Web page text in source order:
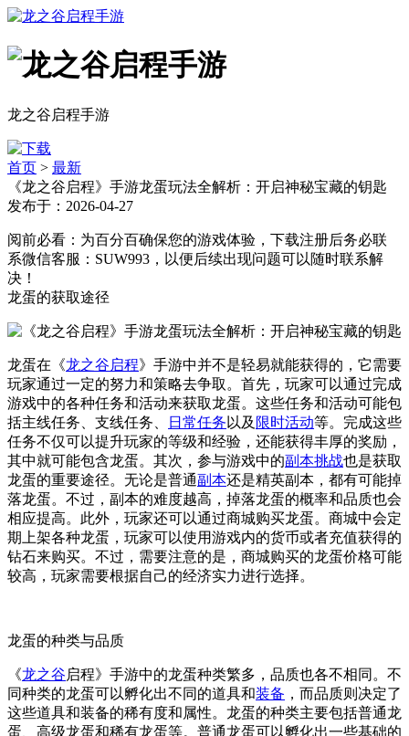
龙之谷启程手游
首页 > 最新
《龙之谷启程》手游龙蛋玩法全解析：开启神秘宝藏的钥匙
发布于：2026-04-27
阅前必看：为百分百确保您的游戏体验，下载注册后务必联
系微信客服：SUW993，以便后续出现问题可以随时联系解
决！
龙蛋的获取途径
龙蛋在《龙之谷启程》手游中并不是轻易就能获得的，它需要
玩家通过一定的努力和策略去争取。首先，玩家可以通过完成
游戏中的各种任务和活动来获取龙蛋。这些任务和活动可能包
括主线任务、支线任务、
日常任务 以及 限时活动等。完成这些
任务不仅可以提升玩家的等级和经验，还能获得丰厚的奖励，
其中就可能包含龙蛋。其次，参与游戏中的副本挑战也是获取
龙蛋的重要途径。无论是普通副本还是精英副本，都有可能掉
落龙蛋。不过，副本的难度越高，掉落龙蛋的概率和品质也会
相应提高。此外，玩家还可以通过商城购买龙蛋。商城中会定
期上架各种龙蛋，玩家可以使用游戏内的货币或者充值获得的
钻石来购买。不过，需要注意的是，商城购买的龙蛋价格可能
较高，玩家需要根据自己的经济实力进行选择。
龙蛋的种类与品质
《龙之谷 启程》手游中的龙蛋种类繁多，品质也各不相同。不
同种类的龙蛋可以孵化出不同的道具和装备 ，而品质则决定了
这些道具和装备的稀有度和属性。龙蛋的种类主要包括普通龙
蛋、高级龙蛋和稀有龙蛋等。普通龙蛋可以孵化出一些基础的